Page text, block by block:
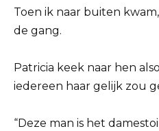
Toen ik naar buiten
de gang.
Patricia keek naar hen
iedereen haar gelijk zou
“Deze man is het